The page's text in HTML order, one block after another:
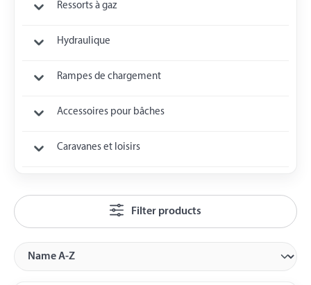
Ressorts à gaz
Hydraulique
Rampes de chargement
Accessoires pour bâches
Caravanes et loisirs
Filter products